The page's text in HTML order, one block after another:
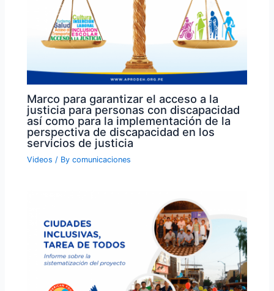
Marco para garantizar el acceso a la
justicia para personas con discapacidad
así como para la implementación de la
perspectiva de discapacidad en los
servicios de justicia
Videos / Bycomunicaciones